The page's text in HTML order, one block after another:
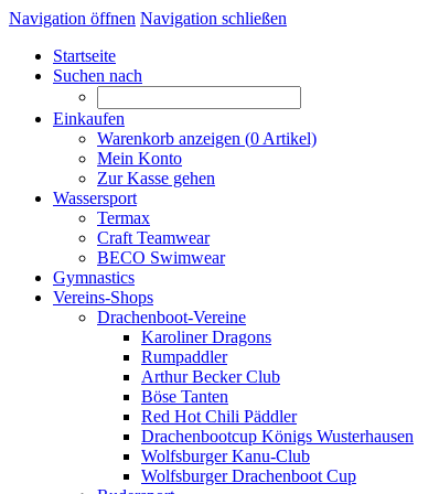
Navigation öffnen Navigation schließen
Startseite
Suchen nach
Einkaufen
Warenkorb anzeigen (0 Artikel)
Mein Konto
Zur Kasse gehen
Wassersport
Termax
Craft Teamwear
BECO Swimwear
Gymnastics
Vereins-Shops
Drachenboot-Vereine
Karoliner Dragons
Rumpaddler
Arthur Becker Club
Böse Tanten
Red Hot Chili Päddler
Drachenbootcup Königs Wusterhausen
Wolfsburger Kanu-Club
Wolfsburger Drachenboot Cup